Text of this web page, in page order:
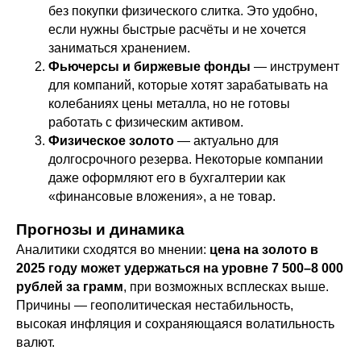
без покупки физического слитка. Это удобно,
если нужны быстрые расчёты и не хочется
заниматься хранением.
Фьючерсы и биржевые фонды — инструмент
для компаний, которые хотят зарабатывать на
колебаниях цены металла, но не готовы
работать с физическим активом.
Физическое золото — актуально для
долгосрочного резерва. Некоторые компании
даже оформляют его в бухгалтерии как
«финансовые вложения», а не товар.
Прогнозы и динамика
Аналитики сходятся во мнении: цена на золото в
2025 году может удержаться на уровне 7 500–8 000
рублей за грамм, при возможных всплесках выше.
Причины — геополитическая нестабильность,
высокая инфляция и сохраняющаяся волатильность
валют.